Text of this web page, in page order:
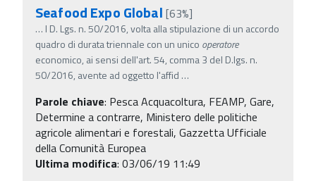
Seafood Expo Global [63%]
… l D. Lgs. n. 50/2016, volta alla stipulazione di un accordo
quadro di durata triennale con un unico operatore
economico, ai sensi dell'art. 54, comma 3 del D.lgs. n.
50/2016, avente ad oggetto l'affid …
Parole chiave: Pesca Acquacoltura, FEAMP, Gare,
Determine a contrarre, Ministero delle politiche
agricole alimentari e forestali, Gazzetta Ufficiale
della Comunità Europea
Ultima modifica: 03/06/19 11:49